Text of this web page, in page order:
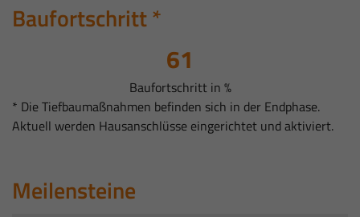
Baufortschritt *
66
Baufortschritt in %
* Die Tiefbaumaßnahmen befinden sich in der Endphase.
Aktuell werden Hausanschlüsse eingerichtet und aktiviert.
Meilensteine